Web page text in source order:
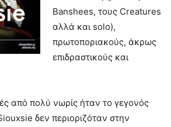
Banshees, τους Creatures
αλλά και solo),
πρωτοποριακούς, άκρως
επιδραστικούς και
από πολύ νωρίς ήταν το γεγονός
δεν περιοριζόταν στην